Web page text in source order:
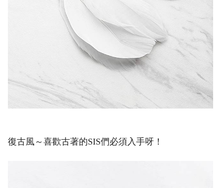
復古風～喜歡古著的SIS們必須入手呀！